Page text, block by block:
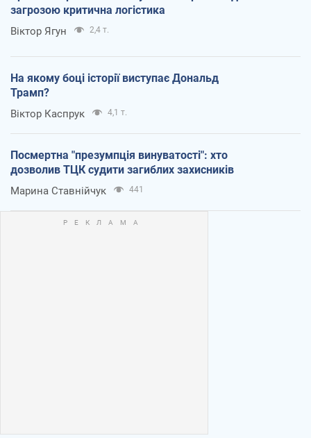
загрозою критична логістика
Віктор Ягун 2,4 т.
На якому боці історії виступає Дональд
Трамп?
Віктор Каспрук 4,1 т.
Посмертна "презумпція винуватості": хто
дозволив ТЦК судити загиблих захисників
Марина Ставнійчук 441